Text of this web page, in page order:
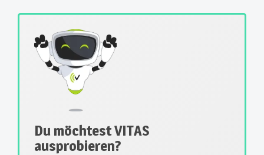
Du möchtest VITAS
ausprobieren?